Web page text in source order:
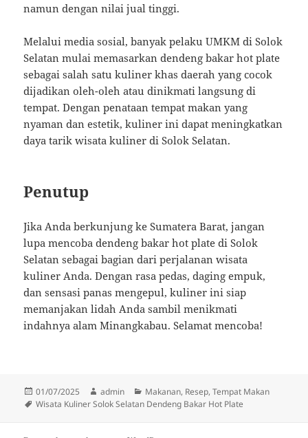
namun dengan nilai jual tinggi.
Melalui media sosial, banyak pelaku UMKM di Solok
Selatan mulai memasarkan dendeng bakar hot plate
sebagai salah satu kuliner khas daerah yang cocok
dijadikan oleh-oleh atau dinikmati langsung di
tempat. Dengan penataan tempat makan yang
nyaman dan estetik, kuliner ini dapat meningkatkan
daya tarik wisata kuliner di Solok Selatan.
Penutup
Jika Anda berkunjung ke Sumatera Barat, jangan
lupa mencoba dendeng bakar hot plate di Solok
Selatan sebagai bagian dari perjalanan wisata
kuliner Anda. Dengan rasa pedas, daging empuk,
dan sensasi panas mengepul, kuliner ini siap
memanjakan lidah Anda sambil menikmati
indahnya alam Minangkabau. Selamat mencoba!
Diposkan
pada
01/07/2025 Penulis
admin Kategori
Makanan, Resep,Tempat Makan
Tag
Wisata Kuliner Solok Selatan Dendeng Bakar Hot Plate